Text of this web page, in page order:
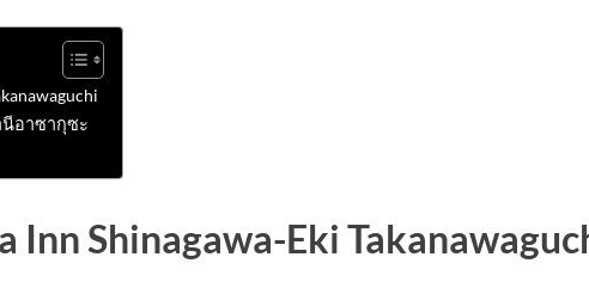
นีอาซากุซะ
Inn Shinagawa-Eki